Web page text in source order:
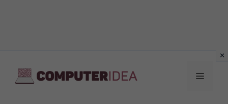
contenuto
Menu